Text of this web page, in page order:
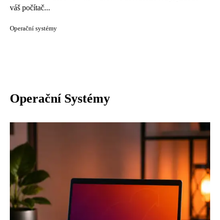
váš počítač...
Operační systémy
Operační Systémy